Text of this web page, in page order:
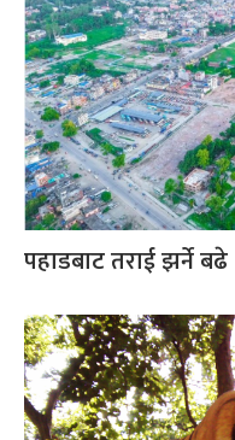
पहाडबाट तराई झर्ने बढे